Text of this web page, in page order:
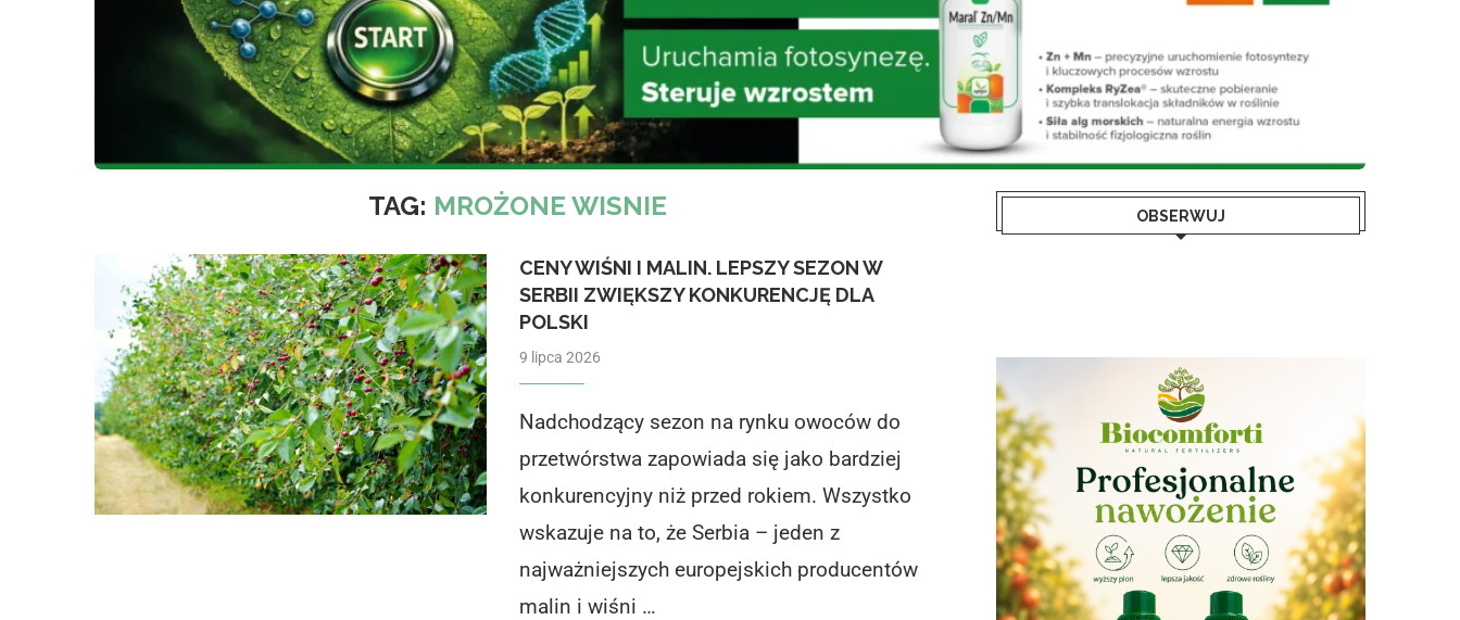
TAG: MROŻONE WISNIE
CENY WIŚNI I MALIN. LEPSZY SEZON W
SERBII ZWIĘKSZY KONKURENCJĘ DLA
POLSKI
9 lipca 2026
Nadchodzący sezon na rynku owoców do
przetwórstwa zapowiada się jako bardziej
konkurencyjny niż przed rokiem. Wszystko
wskazuje na to, że Serbia – jeden z
najważniejszych europejskich producentów
malin i wiśni …
OBSERWUJ